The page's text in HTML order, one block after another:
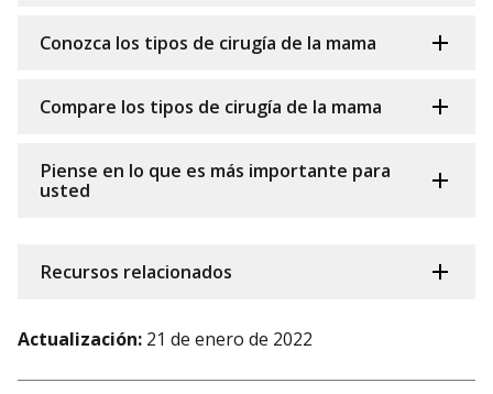
Conozca los tipos de cirugía de la mama
Compare los tipos de cirugía de la mama
Piense en lo que es más importante para
usted
Recursos relacionados
Actualización: 21 de enero de 2022